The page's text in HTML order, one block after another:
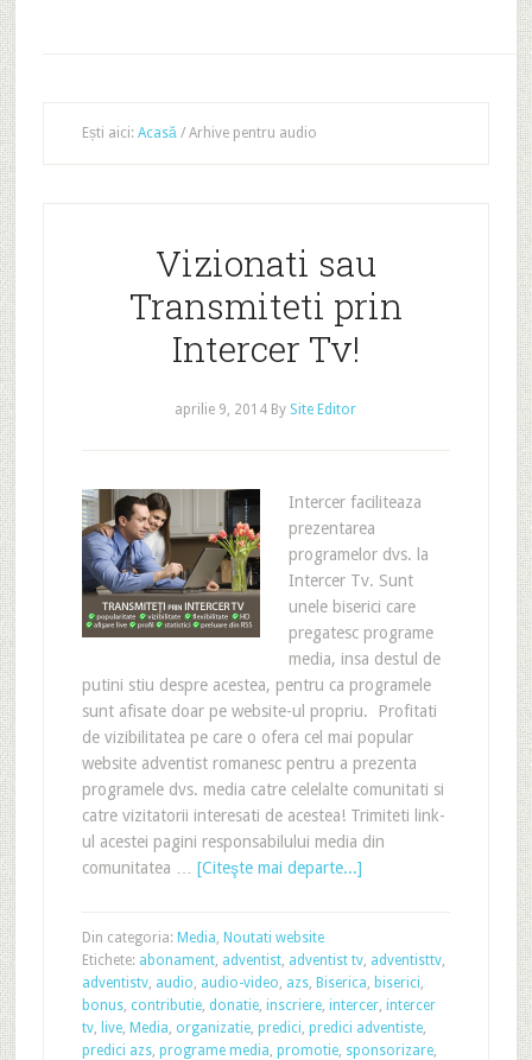
Ești aici: Acasă /Arhive pentru audio
Vizionati sau
Transmiteti prin
Intercer Tv!
aprilie 9, 2014 By Site Editor
Intercer faciliteaza
prezentarea
programelor dvs. la
Intercer Tv. Sunt
unele biserici care
pregatesc programe
media, insa destul de
putini stiu despre acestea, pentru ca programele
sunt afisate doar pe website-ul propriu. Profitati
de vizibilitatea pe care o ofera cel mai popular
website adventist romanesc pentru a prezenta
programele dvs. media catre celelalte comunitati si
catre vizitatorii interesati de acestea! Trimiteti link-
ul acestei pagini responsabilului media din
comunitatea … [Citeşte mai departe...]
Din categoria: Media, Noutati website
Etichete: abonament, adventist, adventist tv, adventisttv,
adventistv, audio, audio-video, azs, Biserica, biserici,
bonus, contributie, donatie, inscriere, intercer, intercer
tv, live, Media, organizatie, predici, predici adventiste,
predici azs, programe media, promotie, sponsorizare,